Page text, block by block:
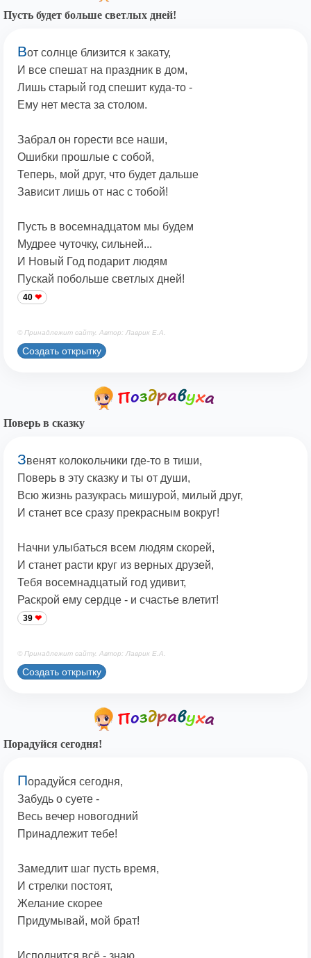
Пусть будет больше светлых дней!
Вот солнце близится к закату,
И все спешат на праздник в дом,
Лишь старый год спешит куда-то -
Ему нет места за столом.
Забрал он горести все наши,
Ошибки прошлые с собой,
Теперь, мой друг, что будет дальше
Зависит лишь от нас с тобой!
Пусть в восемнадцатом мы будем
Мудрее чуточку, сильней...
И Новый Год подарит людям
Пускай побольше светлых дней!
40
© Принадлежит сайту. Автор: Лаврик Е.А.
Создать открытку
Поверь в сказку
Звенят колокольчики где-то в тиши,
Поверь в эту сказку и ты от души,
Всю жизнь разукрась мишурой, милый друг,
И станет все сразу прекрасным вокруг!
Начни улыбаться всем людям скорей,
И станет расти круг из верных друзей,
Тебя восемнадцатый год удивит,
Раскрой ему сердце - и счастье влетит!
39
© Принадлежит сайту. Автор: Лаврик Е.А.
Создать открытку
Порадуйся сегодня!
Порадуйся сегодня,
Забудь о суете -
Весь вечер новогодний
Принадлежит тебе!
Замедлит шаг пусть время,
И стрелки постоят,
Желание скорее
Придумывай, мой брат!
Исполнится всё - знаю,